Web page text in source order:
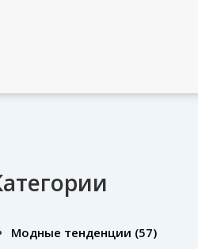
Модные тенденции (57)